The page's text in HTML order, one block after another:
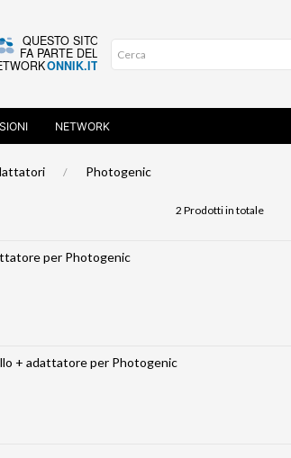
NETWORK
Photogenic
2 Prodotti in totale
per Photogenic
+ adattatore per Photogenic